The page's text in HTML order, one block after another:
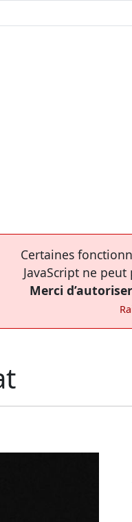
Certaines
JavaScript ne
Merci